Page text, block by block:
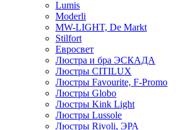
Lumis
Moderli
MW-LIGHT, De Markt
Stilfort
Евросвет
Люстра и бра ЭСКАДА
Люстры CITILUX
Люстры Favourite, F-Promo
Люстры Globo
Люстры Kink Light
Люстры Lussole
Люстры Rivoli, ЭРА